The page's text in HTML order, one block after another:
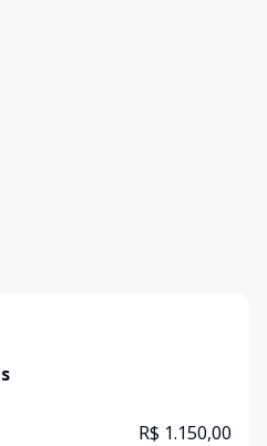
R$ 1.150,00